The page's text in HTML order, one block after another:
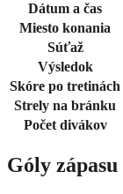
Dátum a čas
Miesto konania
Súťaž
Výsledok
Skóre po tretinách
Strely na bránku
Počet divákov
Góly zápasu